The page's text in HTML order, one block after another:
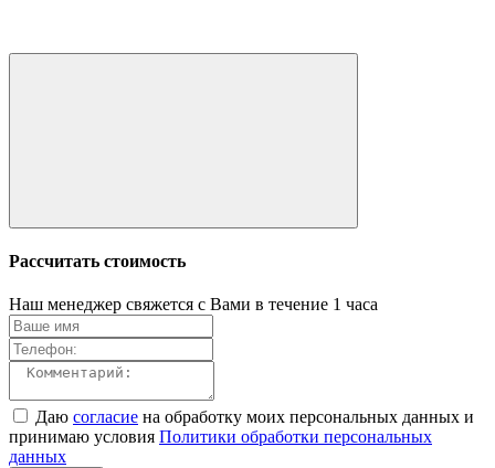
Рассчитать стоимость
Наш менеджер свяжется с Вами в течение 1 часа
Даю согласие на обработку моих персональных данных и
принимаю условия Политики обработки персональных
данных